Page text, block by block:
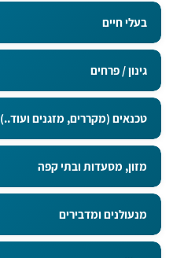
בעלי חיים
גינון / פרחים
טכנאים (מקררים, מזגנים ועוד..)
מזון, מסעדות ובתי קפה
מנעולנים ומדבירים